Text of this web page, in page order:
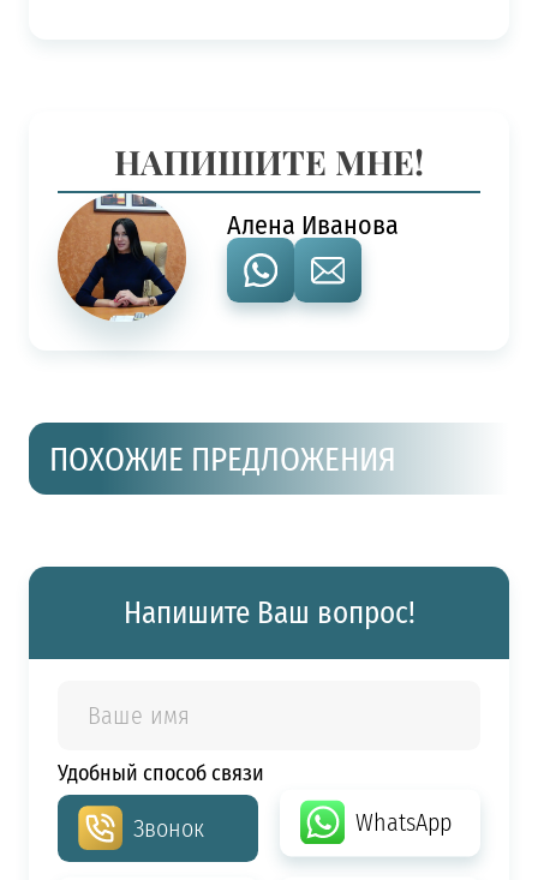
НАПИШИТЕ МНЕ!
Алена Иванова
ПОХОЖИЕ ПРЕДЛОЖЕНИЯ
Напишите Ваш вопрос!
Удобный способ связи
Звонок WhatsApp